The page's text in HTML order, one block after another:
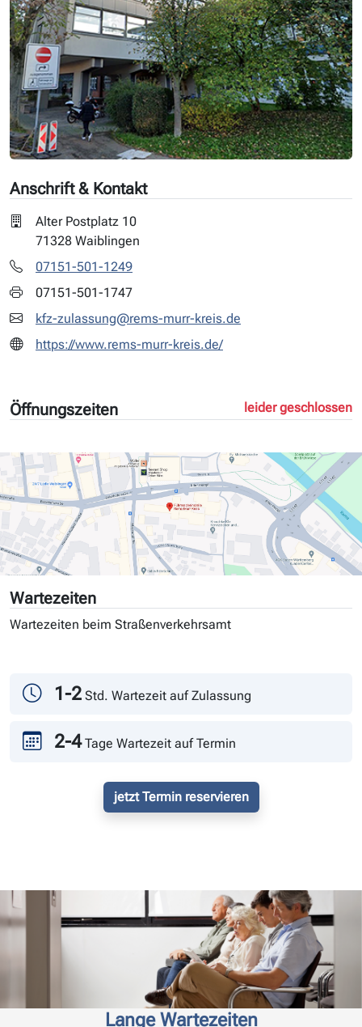
Anschrift & Kontakt
Alter Postplatz 10
71328 Waiblingen
07151-501-1249
07151-501-1747
kfz-zulassung@rems-murr-kreis.de
https://www.rems-murr-kreis.de/
Öffnungszeiten leider geschlossen
Wartezeiten
Wartezeiten beim Straßenverkehrsamt
Andrang
1-2 Std. Wartezeit auf Zulassung
2-4 Tage Wartezeit auf Termin
jetzt Termin reservieren
Lange Wartezeiten